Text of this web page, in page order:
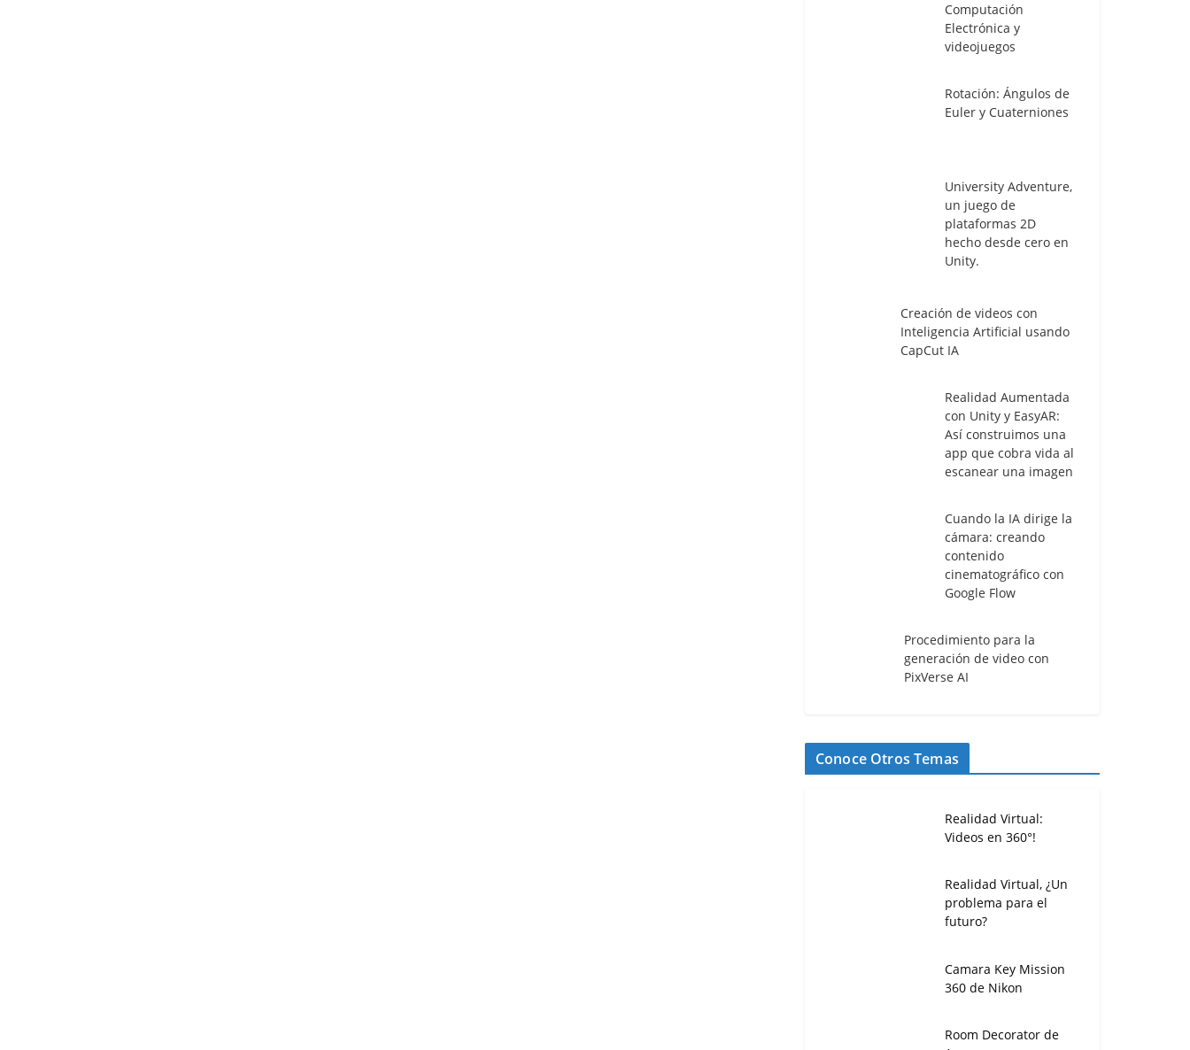
Computación
Electrónica y
videojuegos
Rotación: Ángulos de
Euler y Cuaterniones
University Adventure,
un juego de
plataformas 2D
hecho desde cero en
Unity.
Creación de videos con
Inteligencia Artificial usando
CapCut IA
Realidad Aumentada
con Unity y EasyAR:
Así construimos una
app que cobra vida al
escanear una imagen
Cuando la IA dirige la
cámara: creando
contenido
cinematográfico con
Google Flow
Procedimiento para la
generación de video con
PixVerse AI
Conoce Otros Temas
Realidad Virtual:
Videos en 360°!
Realidad Virtual, ¿Un
problema para el
futuro?
Camara Key Mission
360 de Nikon
Room Decorator de